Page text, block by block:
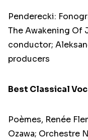
Penderecki:
The Awakening Of
conductor;
producers
Best Classical
Poèmes, Renée
Ozawa; Orchestre